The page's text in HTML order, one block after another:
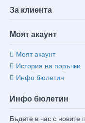
За клиента
Моят акаунт
Моят акаунт
История на поръчки
Инфо бюлетин
Инфо бюлетин
Бъдете в час с новите